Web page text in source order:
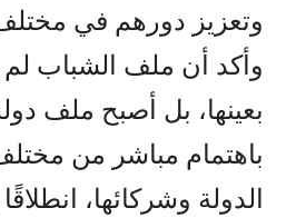
وتعزيز دورهم في
وأكد أن ملف الشباب
بعينها، بل أصبح ملف
باهتمام مباشر من
الدولة وشركائها،